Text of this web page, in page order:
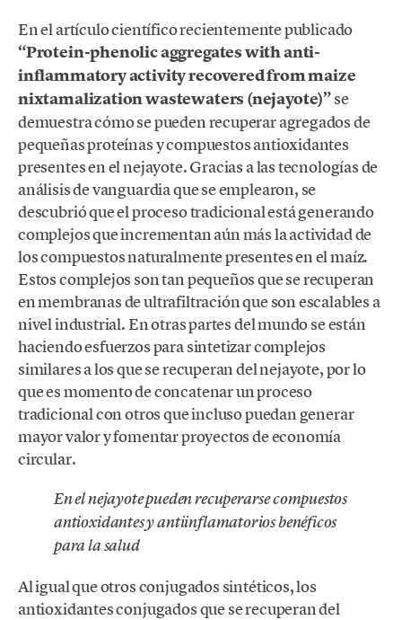
En el artículo científico recientemente publicado
“Protein-phenolic aggregates with anti-
inflammatory activity recovered from maize
nixtamalization wastewaters (nejayote)”se
demuestra cómo se pueden recuperar agregados de
pequeñas proteínas y compuestos antioxidantes
presentes en el nejayote. Gracias a las tecnologías de
análisis de vanguardia que se emplearon, se
descubrió que el proceso tradicional está generando
complejos que incrementan aún más la actividad de
los compuestos naturalmente presentes en el maíz.
Estos complejos son tan pequeños que se recuperan
en membranas de ultrafiltración que son escalables a
nivel industrial. En otras partes del mundo se están
haciendo esfuerzos para sintetizar complejos
similares a los que se recuperan del nejayote, por lo
que es momento de concatenar un proceso
tradicional con otros que incluso puedan generar
mayor valor y fomentar proyectos de economía
circular.
En el nejayote pueden recuperarse compuestos
antioxidantes y antiinflamatorios benéficos
para la salud
Al igual que otros conjugados sintéticos, los
antioxidantes conjugados que se recuperan del